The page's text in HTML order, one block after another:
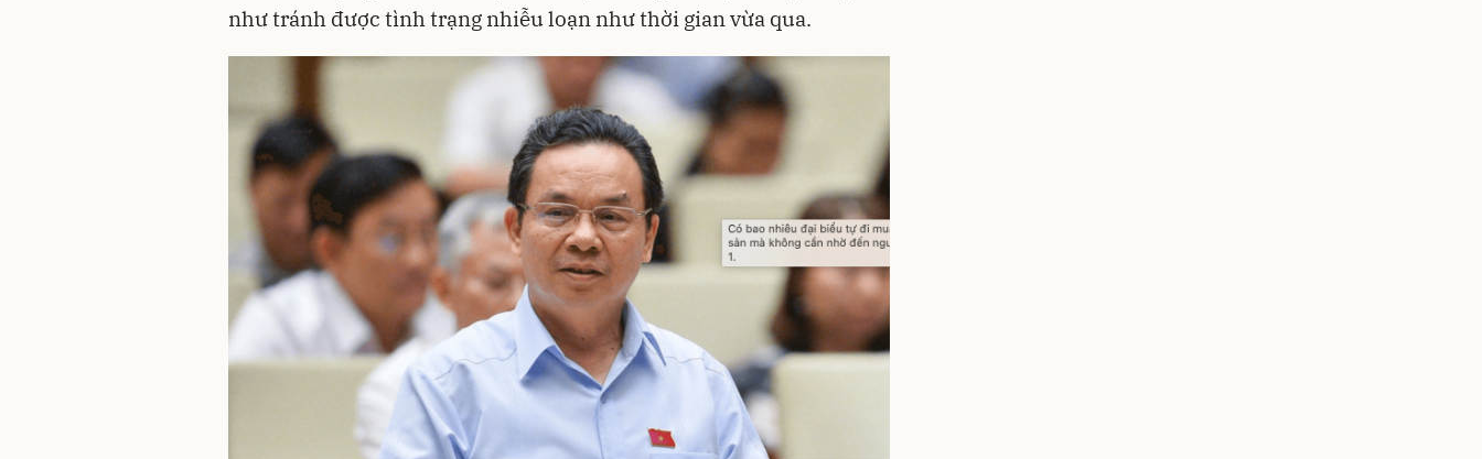
như tránh được tình trạng nhiễu loạn như thời gian vừa qua.